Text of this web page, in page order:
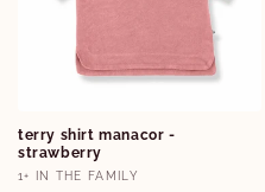
terry shirt manacor -
strawberry
Verkoper:
1+ IN THE FAMILY